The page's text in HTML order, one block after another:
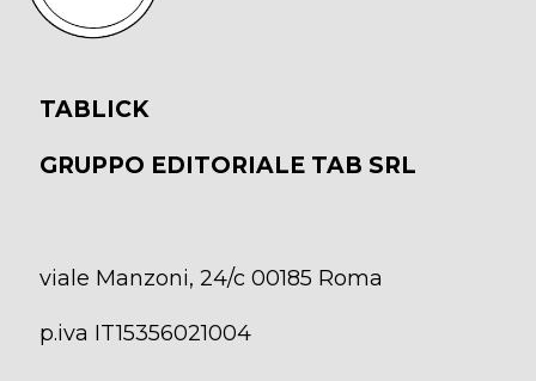
TABLICK
GRUPPO EDITORIALE TAB SRL
viale Manzoni, 24/c 00185 Roma
p.iva IT15356021004